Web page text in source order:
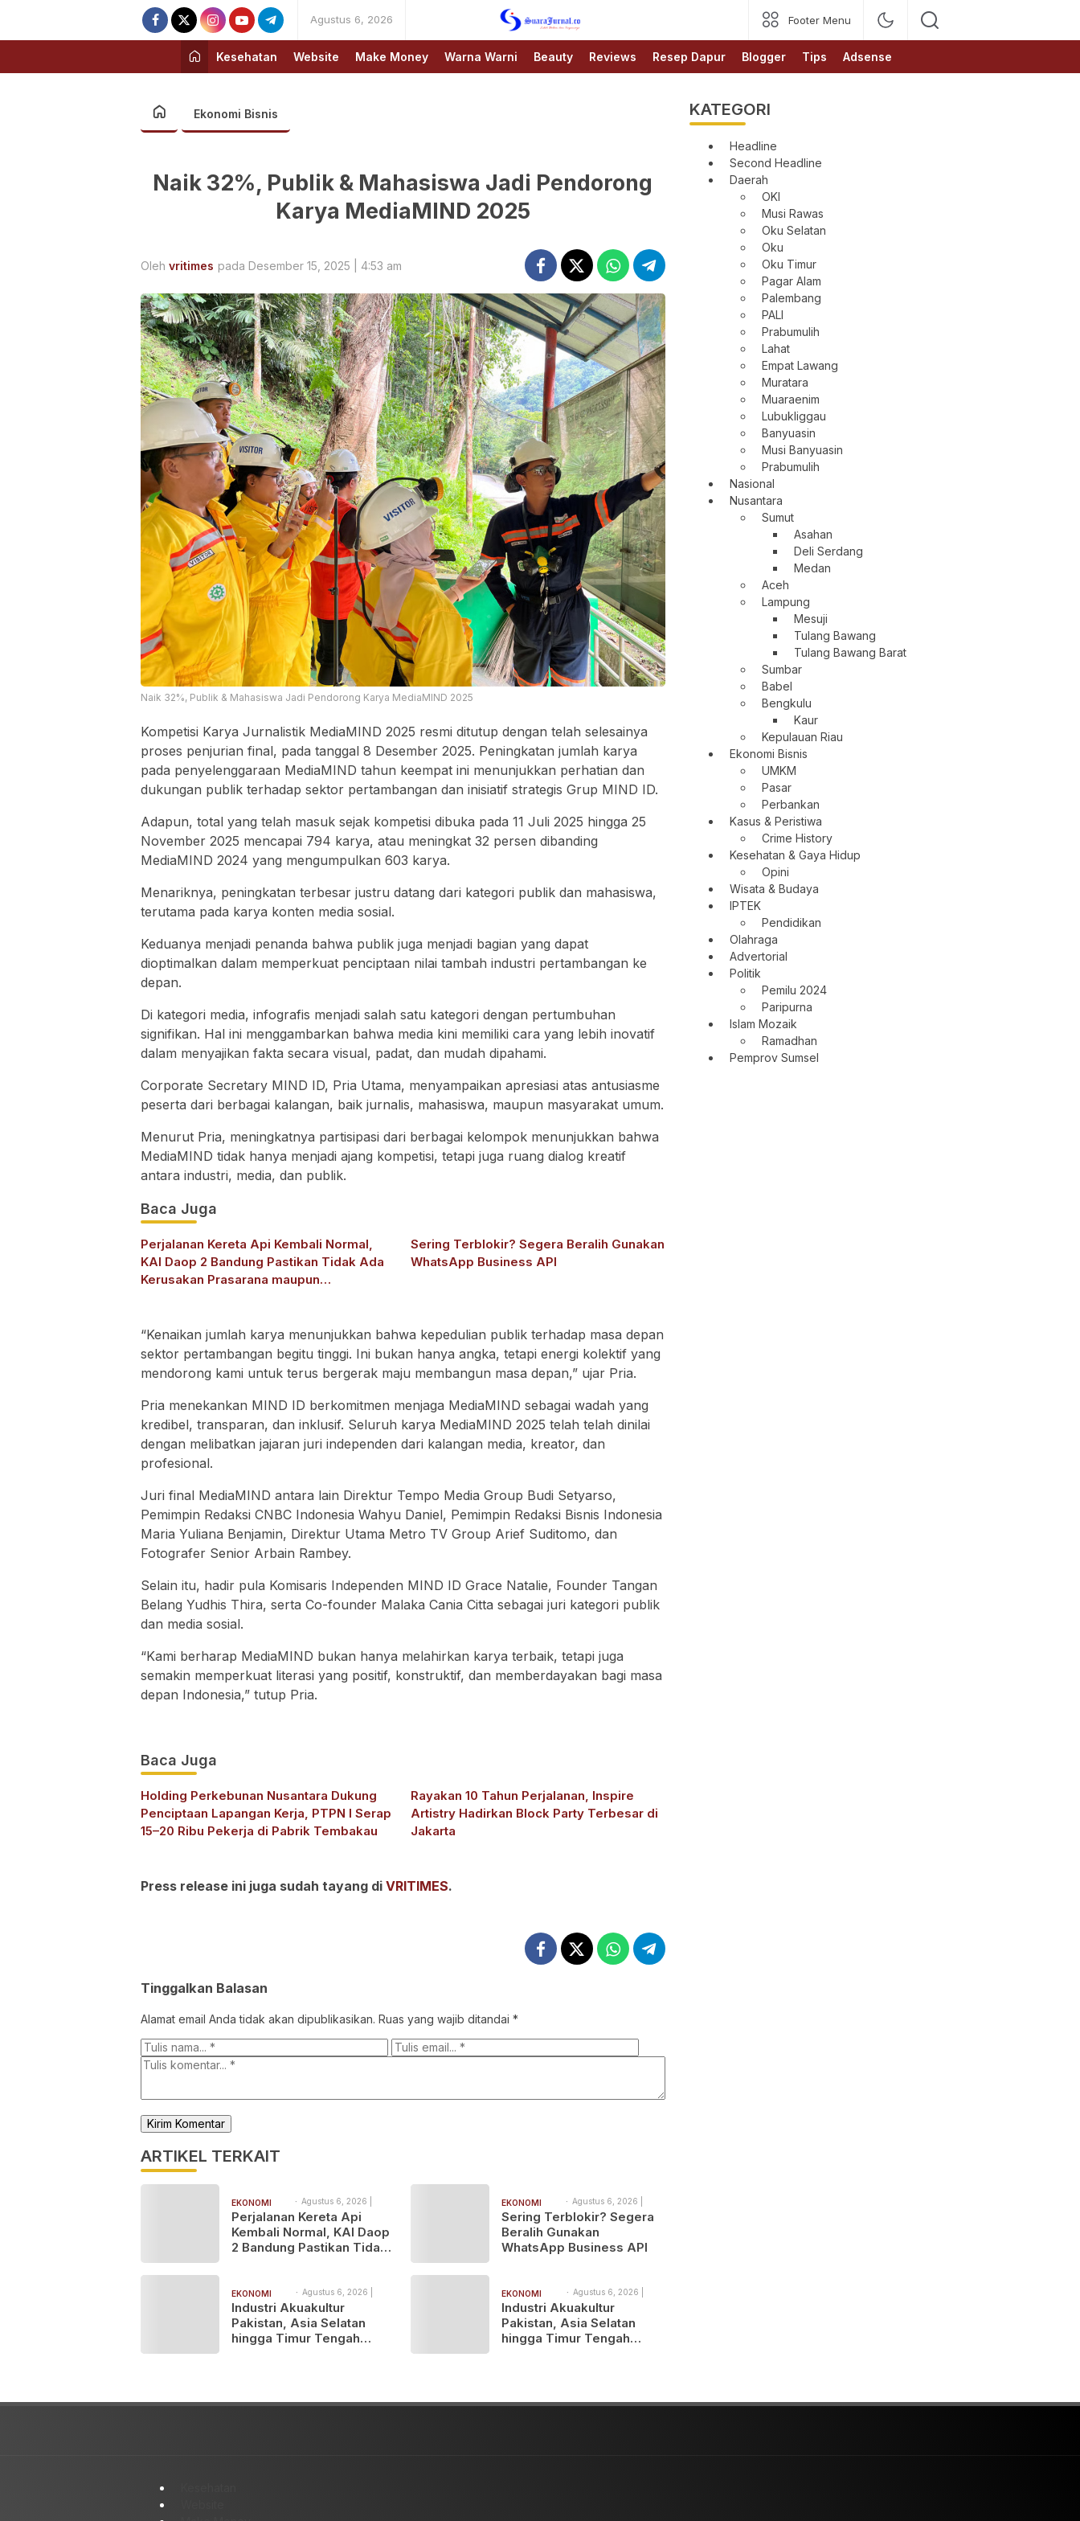
Agustus 6, 2026
SUARAJURNAL.CO
Footer Menu
Kesehatan Website Make Money Warna Warni Beauty Reviews Resep Dapur Blogger Tips Adsense
Ekonomi Bisnis
Naik 32%, Publik & Mahasiswa Jadi Pendorong
Karya MediaMIND 2025
Oleh vritimes pada Desember 15, 2025 | 4:53 am
Naik 32%, Publik & Mahasiswa Jadi Pendorong Karya MediaMIND 2025
Kompetisi Karya Jurnalistik MediaMIND 2025 resmi ditutup dengan telah selesainya
proses penjurian final, pada tanggal 8 Desember 2025. Peningkatan jumlah karya
pada penyelenggaraan MediaMIND tahun keempat ini menunjukkan perhatian dan
dukungan publik terhadap sektor pertambangan dan inisiatif strategis Grup MIND ID.
Adapun, total yang telah masuk sejak kompetisi dibuka pada 11 Juli 2025 hingga 25
November 2025 mencapai 794 karya, atau meningkat 32 persen dibanding
MediaMIND 2024 yang mengumpulkan 603 karya.
Menariknya, peningkatan terbesar justru datang dari kategori publik dan mahasiswa,
terutama pada karya konten media sosial.
Keduanya menjadi penanda bahwa publik juga menjadi bagian yang dapat
dioptimalkan dalam memperkuat penciptaan nilai tambah industri pertambangan ke
depan.
Di kategori media, infografis menjadi salah satu kategori dengan pertumbuhan
signifikan. Hal ini menggambarkan bahwa media kini memiliki cara yang lebih inovatif
dalam menyajikan fakta secara visual, padat, dan mudah dipahami.
Corporate Secretary MIND ID, Pria Utama, menyampaikan apresiasi atas antusiasme
peserta dari berbagai kalangan, baik jurnalis, mahasiswa, maupun masyarakat umum.
Menurut Pria, meningkatnya partisipasi dari berbagai kelompok menunjukkan bahwa
MediaMIND tidak hanya menjadi ajang kompetisi, tetapi juga ruang dialog kreatif
antara industri, media, dan publik.
Baca Juga
Perjalanan Kereta Api Kembali Normal,
KAI Daop 2 Bandung Pastikan Tidak Ada
Kerusakan Prasarana maupun
Sering Terblokir? Segera Beralih Gunakan
WhatsApp Business API
“Kenaikan jumlah karya menunjukkan bahwa kepedulian publik terhadap masa depan
sektor pertambangan begitu tinggi. Ini bukan hanya angka, tetapi energi kolektif yang
mendorong kami untuk terus bergerak maju membangun masa depan,” ujar Pria.
Pria menekankan MIND ID berkomitmen menjaga MediaMIND sebagai wadah yang
kredibel, transparan, dan inklusif. Seluruh karya MediaMIND 2025 telah telah dinilai
dengan melibatkan jajaran juri independen dari kalangan media, kreator, dan
profesional.
Juri final MediaMIND antara lain Direktur Tempo Media Group Budi Setyarso,
Pemimpin Redaksi CNBC Indonesia Wahyu Daniel, Pemimpin Redaksi Bisnis Indonesia
Maria Yuliana Benjamin, Direktur Utama Metro TV Group Arief Suditomo, dan
Fotografer Senior Arbain Rambey.
Selain itu, hadir pula Komisaris Independen MIND ID Grace Natalie, Founder Tangan
Belang Yudhis Thira, serta Co-founder Malaka Cania Citta sebagai juri kategori publik
dan media sosial.
“Kami berharap MediaMIND bukan hanya melahirkan karya terbaik, tetapi juga
semakin memperkuat literasi yang positif, konstruktif, dan memberdayakan bagi masa
depan Indonesia,” tutup Pria.
Baca Juga
Holding Perkebunan Nusantara Dukung
Penciptaan Lapangan Kerja, PTPN I Serap
15–20 Ribu Pekerja di Pabrik Tembakau
Rayakan 10 Tahun Perjalanan, Inspire
Artistry Hadirkan Block Party Terbesar di
Jakarta
Press release ini juga sudah tayang di VRITIMES.
Tinggalkan Balasan
Alamat email Anda tidak akan dipublikasikan. Ruas yang wajib ditandai *
ARTIKEL TERKAIT
EKONOMI
BISNIS
Agustus 6, 2026 |
8:09 am
Perjalanan Kereta Api
Kembali Normal, KAI Daop
2 Bandung Pastikan Tidak
Operasional Pasca Gempa
Pangandaran
EKONOMI
BISNIS
Agustus 6, 2026 |
8:00 am
Sering Terblokir? Segera
Beralih Gunakan
WhatsApp Business API
EKONOMI
BISNIS
Agustus 6, 2026 |
7:33 am
Industri Akuakultur
Pakistan, Asia Selatan
hingga Timur Tengah
EKONOMI
BISNIS
Agustus 6, 2026 |
7:33 am
Industri Akuakultur
Pakistan, Asia Selatan
hingga Timur Tengah
KATEGORI
Headline
Second Headline
Daerah
OKI
Musi Rawas
Oku Selatan
Oku
Oku Timur
Pagar Alam
Palembang
PALI
Prabumulih
Lahat
Empat Lawang
Muratara
Muaraenim
Lubukliggau
Banyuasin
Musi Banyuasin
Prabumulih
Nasional
Nusantara
Sumut
Asahan
Deli Serdang
Medan
Aceh
Lampung
Mesuji
Tulang Bawang
Tulang Bawang Barat
Sumbar
Babel
Bengkulu
Kaur
Kepulauan Riau
Ekonomi Bisnis
UMKM
Pasar
Perbankan
Kasus & Peristiwa
Crime History
Kesehatan & Gaya Hidup
Opini
Wisata & Budaya
IPTEK
Pendidikan
Olahraga
Advertorial
Politik
Pemilu 2024
Paripurna
Islam Mozaik
Ramadhan
Pemprov Sumsel